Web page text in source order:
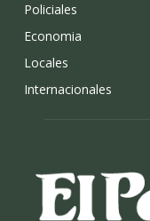
Policiales
Economia
Locales
Internacionales